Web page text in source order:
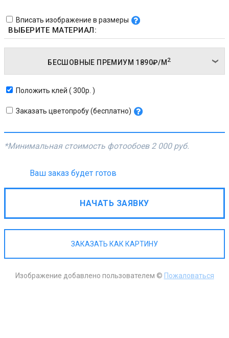
Вписать изображение в размеры
ВЫБЕРИТЕ МАТЕРИАЛ:
БЕСШОВНЫЕ ПРЕМИУМ 1890₽/М 2
Положить клей ( 300р. )
Заказать цветопробу (бесплатно)
*Минимальная стоимость фотообоев 2 000 руб.
Ваш заказ будет готов
НАЧАТЬ ЗАЯВКУ
ЗАКАЗАТЬ КАК КАРТИНУ
Изображение добавлено пользователем © Пожаловаться